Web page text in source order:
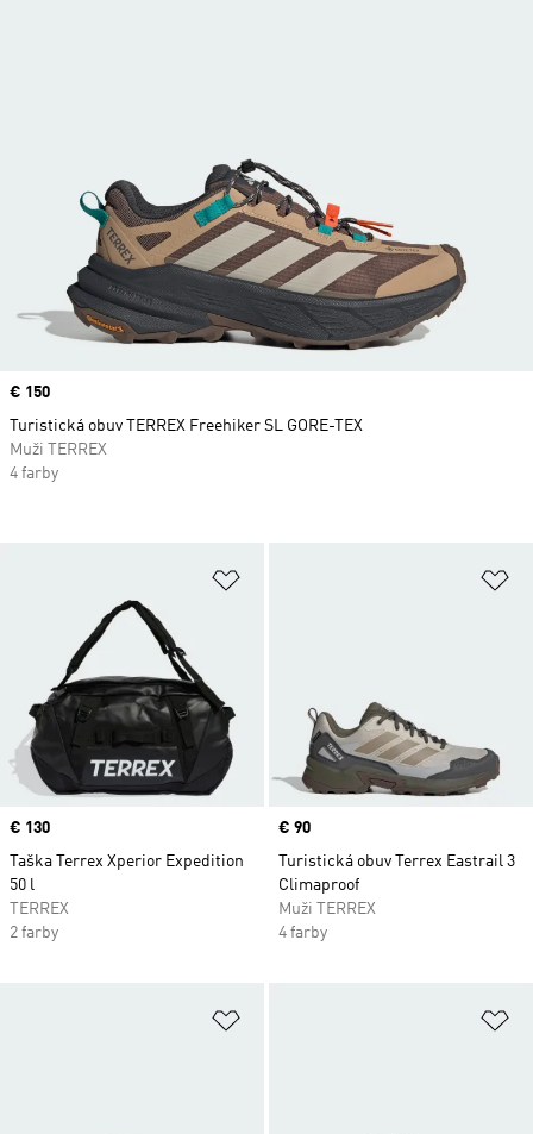
Pridať do zoznamu želaných
Price
€ 130
Taška Terrex Xperior Expedition
50 l
TERREX
2 farby
Price
€ 90
Turistická obuv Terrex Eastrail 3
Climaproof
Muži TERREX
4 farby
Pridať do zoznamu želaných
Price
€ 150
Turistická obuv TERREX Freehiker SL GORE-TEX
Muži TERREX
4 farby